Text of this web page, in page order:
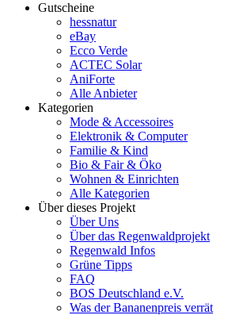
Gutscheine
hessnatur
eBay
Ecco Verde
ACTEC Solar
AniForte
Alle Anbieter
Kategorien
Mode & Accessoires
Elektronik & Computer
Familie & Kind
Bio & Fair & Öko
Wohnen & Einrichten
Alle Kategorien
Über dieses Projekt
Über Uns
Über das Regenwaldprojekt
Regenwald Infos
Grüne Tipps
FAQ
BOS Deutschland e.V.
Was der Bananenpreis verrät